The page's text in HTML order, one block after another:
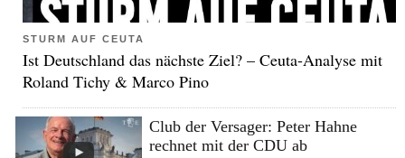
STURM AUF CEUTA
Ist Deutschland das nächste Ziel? – Ceuta-Analyse mit
Roland Tichy & Marco Pino
Club der Versager: Peter Hahne
rechnet mit der CDU ab